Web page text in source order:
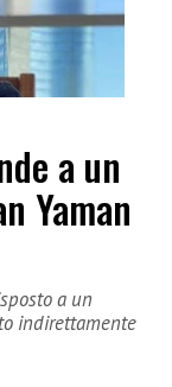
a un
Yaman
a un
indirettamente